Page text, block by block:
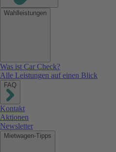
Wahlleistungen
Was ist Car Check?
Alle Leistungen auf einen Blick
FAQ
Kontakt
Aktionen
Newsletter
Mietwagen-Tipps